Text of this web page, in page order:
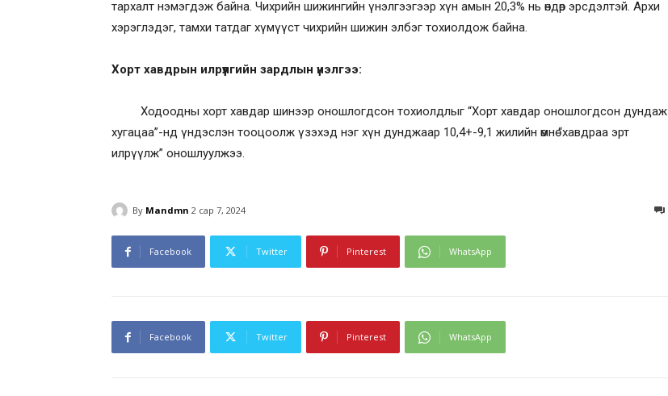
тархалт нэмэгдэж байна. Чихрийн шижингийн үнэлгээгээр хүн амын 20,3% нь өндөр эрсдэлтэй. Архи
хэрэглэдэг, тамхи татдаг хүмүүст чихрийн шижин элбэг тохиолдож байна.
Хорт хавдрын илрүүлгийн зардлын үнэлгээ:
Ходоодны хорт хавдар шинээр оношлогдсон тохиолдлыг “Хорт хавдар оношлогдсон дундаж
хугацаа”-нд үндэслэн тооцоолж үзэхэд нэг хүн дунджаар 10,4+-9,1 жилийн өмнө “хавдраа эрт
илрүүлж” оношлуулжээ.
By Mandmn 2 сар 7, 2024
Facebook Twitter Pinterest WhatsApp
Facebook Twitter Pinterest WhatsApp